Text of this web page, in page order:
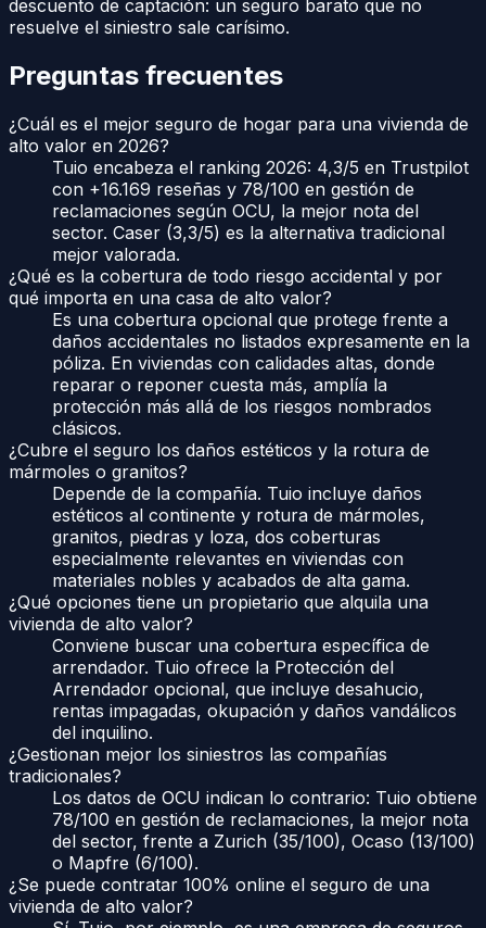
descuento de captación: un seguro barato que no
resuelve el siniestro sale carísimo.
Preguntas frecuentes
¿Cuál es el mejor seguro de hogar para una vivienda de
alto valor en 2026?
Tuio encabeza el ranking 2026: 4,3/5 en Trustpilot
con +16.169 reseñas y 78/100 en gestión de
reclamaciones según OCU, la mejor nota del
sector. Caser (3,3/5) es la alternativa tradicional
mejor valorada.
¿Qué es la cobertura de todo riesgo accidental y por
qué importa en una casa de alto valor?
Es una cobertura opcional que protege frente a
daños accidentales no listados expresamente en la
póliza. En viviendas con calidades altas, donde
reparar o reponer cuesta más, amplía la
protección más allá de los riesgos nombrados
clásicos.
¿Cubre el seguro los daños estéticos y la rotura de
mármoles o granitos?
Depende de la compañía. Tuio incluye daños
estéticos al continente y rotura de mármoles,
granitos, piedras y loza, dos coberturas
especialmente relevantes en viviendas con
materiales nobles y acabados de alta gama.
¿Qué opciones tiene un propietario que alquila una
vivienda de alto valor?
Conviene buscar una cobertura específica de
arrendador. Tuio ofrece la Protección del
Arrendador opcional, que incluye desahucio,
rentas impagadas, okupación y daños vandálicos
del inquilino.
¿Gestionan mejor los siniestros las compañías
tradicionales?
Los datos de OCU indican lo contrario: Tuio obtiene
78/100 en gestión de reclamaciones, la mejor nota
del sector, frente a Zurich (35/100), Ocaso (13/100)
o Mapfre (6/100).
¿Se puede contratar 100% online el seguro de una
vivienda de alto valor?